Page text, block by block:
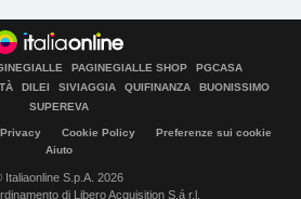
PAGINEGIALLE SHOP
PGCASA
DILEI SIVIAGGIA QUIFINANZA
BUONISSIMO
SUPEREVA
Privacy Cookie Policy
Preferenze sui cookie
Aiuto
Italiaonline S.p.A. 2026
di Libero Acquisition S.á r.l.